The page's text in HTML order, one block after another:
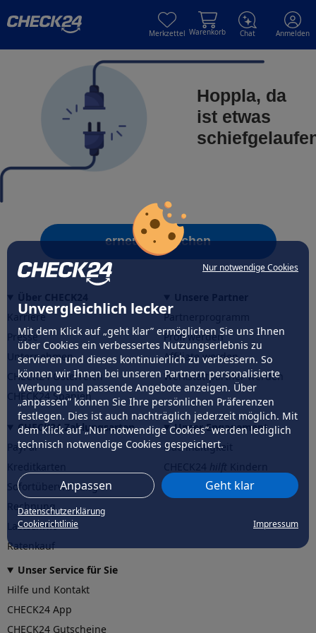
Nur notwendige Cookies
Unvergleichlich lecker
Mit dem Klick auf „geht klar” ermöglichen Sie uns Ihnen
über Cookies ein verbessertes Nutzungserlebnis zu
servieren und dieses kontinuierlich zu verbessern. So
können wir Ihnen bei unseren Partnern personalisierte
Werbung und passende Angebote anzeigen. Über
„anpassen” können Sie Ihre persönlichen Präferenzen
festlegen. Dies ist auch nachträglich jederzeit möglich. Mit
dem Klick auf „Nur notwendige Cookies” werden lediglich
technisch notwendige Cookies gespeichert.
Anpassen Geht klar
Datenschutzerklärung
Cookierichtlinie
Impressum
Merkzettel Warenkorb Chat Anmelden
Hoppla, da
ist etwas
erneut versuchen
Karriere
Presse
Unternehmen
CHECK24 Österreich
CHECK24 Spanien
Partnerprogramm
Profi werden
Affiliate werden
Werkstattpartner werden
CHECK24 Zahlungsarten
PayPal
Sofortüberweisung
Rechnung
Lastschrift
Ratenkauf
Unser Engagement
Nachhaltigkeit
CHECK24hilftder Natur
Unser Service für Sie
Hilfe und Kontakt
CHECK24 App
CHECK24 Gutscheine